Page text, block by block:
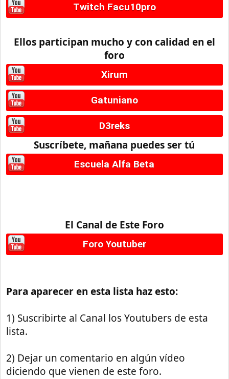
Twitch Facu10pro
Ellos participan mucho y con calidad en el
foro
Xirum
Gatuniano
D3reks
Suscríbete, mañana puedes ser tú
Escuela Alfa Beta
El Canal de Este Foro
Foro Youtuber
Para aparecer en esta lista haz esto:
1) Suscribirte al Canal los Youtubers de esta
lista.
2) Dejar un comentario en algún vídeo
diciendo que vienen de este foro.